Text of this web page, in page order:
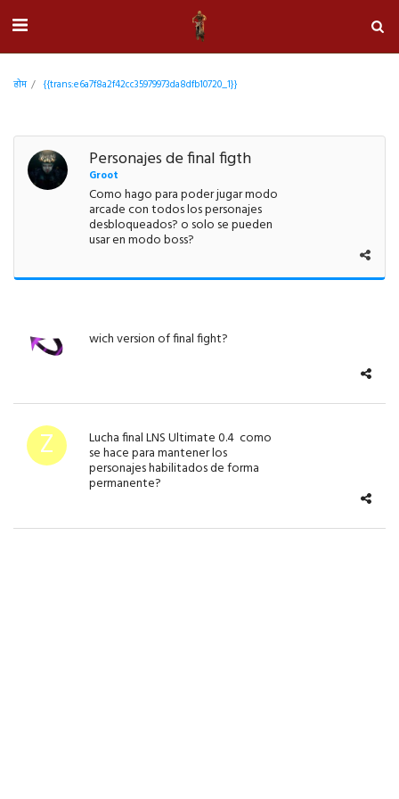
होम {{trans:e6a7f8a2f42cc35979973da8dfb10720_1}}
Personajes de final figth
Groot
Como hago para poder jugar modo
arcade con todos los personajes
desbloqueados? o solo se pueden
usar en modo boss?
wich version of final fight?
Lucha final LNS Ultimate 0.4 como
se hace para mantener los
personajes habilitados de forma
permanente?